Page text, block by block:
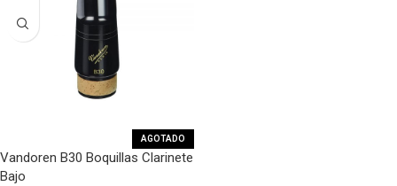
AGOTADO
Vandoren B30 Boquillas Clarinete
Bajo